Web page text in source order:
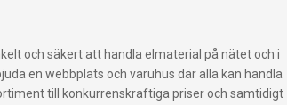
och säkert att handla elmaterial på nätet och i
en webbplats och varuhus där alla kan handla
till konkurrenskraftiga priser och samtidigt